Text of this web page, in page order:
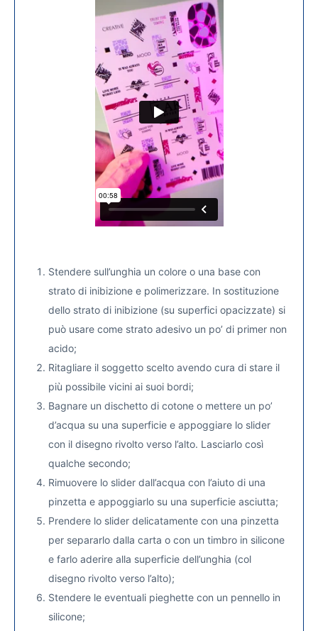
Stendere sull’unghia un colore o una base con
strato di inibizione e polimerizzare. In sostituzione
dello strato di inibizione (su superfici opacizzate) si
può usare come strato adesivo un po’ di primer non
acido;
Ritagliare il soggetto scelto avendo cura di stare il
più possibile vicini ai suoi bordi;
Bagnare un dischetto di cotone o mettere un po’
d’acqua su una superficie e appoggiare lo slider
con il disegno rivolto verso l’alto. Lasciarlo così
qualche secondo;
Rimuovere lo slider dall’acqua con l’aiuto di una
pinzetta e appoggiarlo su una superficie asciutta;
Prendere lo slider delicatamente con una pinzetta
per separarlo dalla carta o con un timbro in silicone
e farlo aderire alla superficie dell’unghia (col
disegno rivolto verso l’alto);
Stendere le eventuali pieghette con un pennello in
silicone;